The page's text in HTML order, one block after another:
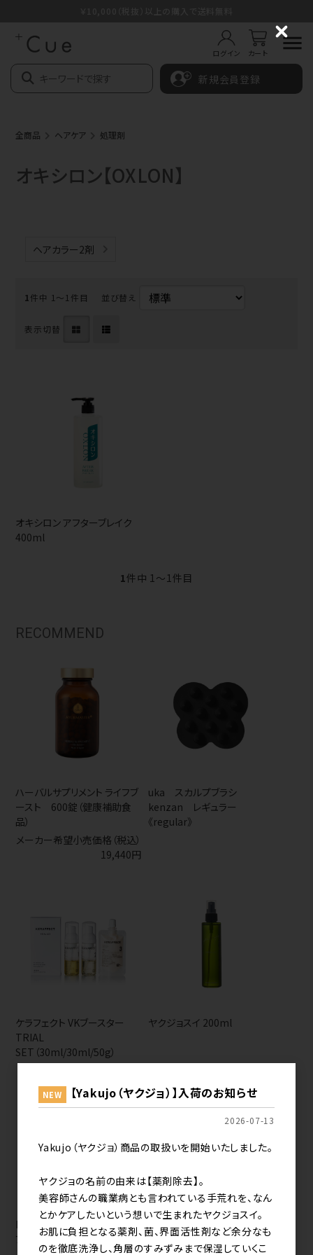
ログイン カート
新規会員登録
全商品 ヘアケア 処理剤
オキシロン【OXLON】
ヘアカラー2剤
1 件中 1〜1件目 並び替え
表示切替
オキシロン アフターブレイク
400ml
1件中 1〜1件目
RECOMMEND
ハーバルサプリメント ライフブ
ースト 600錠（健康補助食
品）
メーカー希望小売価格（税込）
19,440円
uka スカルプブラシ
kenzan レギュラー
《regular》
ケラフェクト VKブースター
TRIAL
SET（30ml/30ml/50g）
ヤクジョスイ 200ml
KERAFFECT ケラフェクト VK
ブースター セラムミスト
NEW 【Yakujo（ヤクジョ）】入荷のお知らせ
2026-07-13
Yakujo（ヤクジョ）商品の取扱いを開始いたしました。
ヤクジョの名前の由来は【薬剤除去】。
美容師さんの職業病とも言われている手荒れを、なん
とかケアしたいという想いで生まれたヤクジョスイ。
お肌に負担となる薬剤、菌、界面活性剤など余分なも
のを徹底洗浄し、角層のすみずみまで保湿していくこ
C
l